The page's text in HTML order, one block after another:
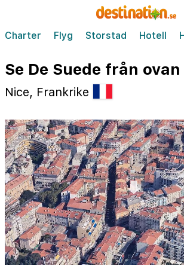
Charter Flyg Storstad Hotell
Se De Suede från ovan
Nice, Frankrike